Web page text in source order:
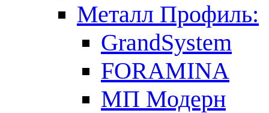
Металл Профиль:
GrandSystem
FORAMINA
МП Модерн